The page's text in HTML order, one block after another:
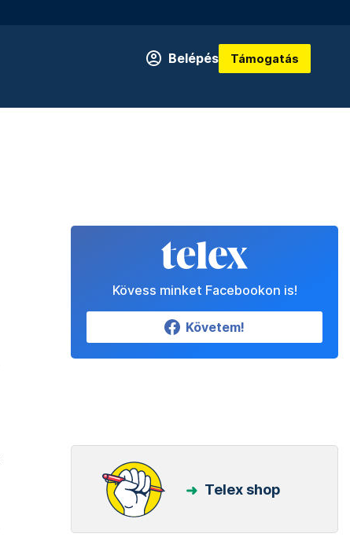
Belépés Támogatás
Kövess minket Facebookon is!
Követem!
Telex shop